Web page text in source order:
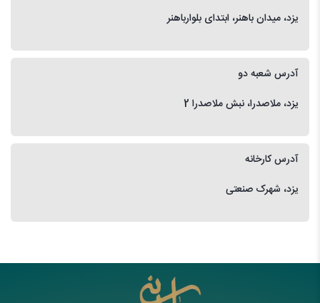
یزد، میدان باهنر، ابتدای بلوارباهنر
آدرس شعبه دو
یزد، ملاصدرا، نبش ملاصدرا 2
آدرس کارخانه
یزد، شهرک صنعتی